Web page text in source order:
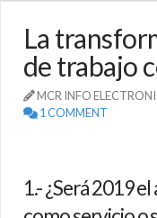
La
de trabajo
MCR INFO
1 COMMENT
1.- ¿Será 2019